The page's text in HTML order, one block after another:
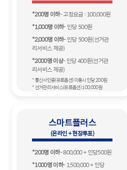
*200명 이하- 고정요금 : 100,000원
*1,000명 이하- 인당 500원
*2,000명 이하- 인당 500원(선거관
리서비스 제공)
*2000명 이상- 인당 400원(선거관
리서비스 제공)
* 통신사인증(유료옵션) 이용시 인당 200원
* 선거관리서비스(유료옵션) 100,000원
스마트플러스
(온라인 + 현장투표)
*200명 이하- 800,000 + 인당500원
*1000명 이하- 1,500,000 + 인당